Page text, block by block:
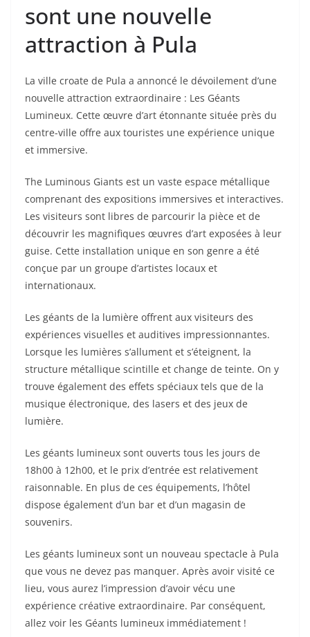
sont une nouvelle
attraction à Pula
La ville croate de Pula a annoncé le dévoilement d’une
nouvelle attraction extraordinaire : Les Géants
Lumineux. Cette œuvre d’art étonnante située près du
centre-ville offre aux touristes une expérience unique
et immersive.
The Luminous Giants est un vaste espace métallique
comprenant des expositions immersives et interactives.
Les visiteurs sont libres de parcourir la pièce et de
découvrir les magnifiques œuvres d’art exposées à leur
guise. Cette installation unique en son genre a été
conçue par un groupe d’artistes locaux et
internationaux.
Les géants de la lumière offrent aux visiteurs des
expériences visuelles et auditives impressionnantes.
Lorsque les lumières s’allument et s’éteignent, la
structure métallique scintille et change de teinte. On y
trouve également des effets spéciaux tels que de la
musique électronique, des lasers et des jeux de
lumière.
Les géants lumineux sont ouverts tous les jours de
18h00 à 12h00, et le prix d’entrée est relativement
raisonnable. En plus de ces équipements, l’hôtel
dispose également d’un bar et d’un magasin de
souvenirs.
Les géants lumineux sont un nouveau spectacle à Pula
que vous ne devez pas manquer. Après avoir visité ce
lieu, vous aurez l’impression d’avoir vécu une
expérience créative extraordinaire. Par conséquent,
allez voir les Géants lumineux immédiatement !